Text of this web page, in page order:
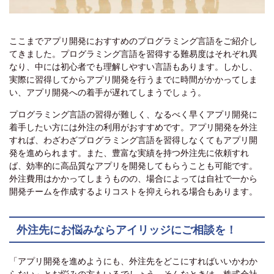
ここまでアプリ開発におすすめのプログラミング言語をご紹介し
てきました。プログラミング言語を習得する難易度はそれぞれ異
なり、中には初心者でも理解しやすい言語もあります。しかし、
実際に習得してからアプリ開発を行うまでに時間がかかってしま
い、アプリ開発への着手が遅れてしまうでしょう。
プログラミング言語の習得が難しく、なるべく早くアプリ開発に
着手したい方には外注の利用がおすすめです。アプリ開発を外注
すれば、わざわざプログラミング言語を習得しなくてもアプリ開
発を進められます。また、豊富な実績を持つ外注先に依頼すれ
ば、効率的に高品質なアプリを開発してもらうことも可能です。
外注費用はかかってしまうものの、場合によっては自社で一から
開発チームを作成するよりコストを抑えられる場合もあります。
外注先にお悩みならアイリッジにご相談を！
「アプリ開発を進めようにも、外注先をどこにすればいいかわか